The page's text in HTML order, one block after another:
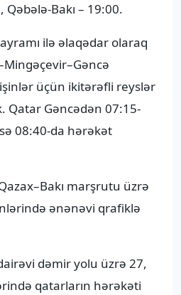
Qəbələ-Bakı – 19:00.
ilə əlaqədar olaraq
üçün ikitərəfli reyslər
Qatar Gəncədən 07:15-
08:40-da hərəkət
marşrutu üzrə
ənənəvi qrafiklə
dəmir yolu üzrə 27,
qatarların hərəkəti